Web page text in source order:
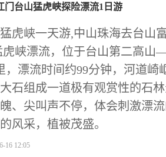
门台山猛虎峡探险漂流1日游
虎峡一天游,中山珠海去台山
虎峡漂流，位于台山第二高山
，漂流时间约99分钟，河道崎
石组成一道极有观赏性的石
、尖叫声不停，体会刺激漂
风采，植被茂盛。
16 12:05